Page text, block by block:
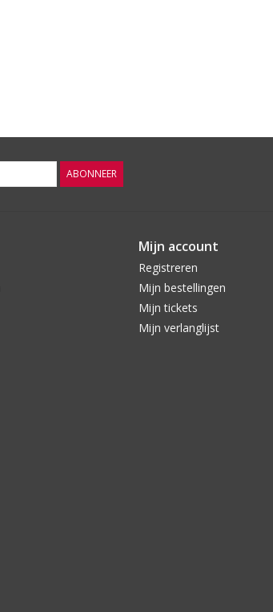
ABONNEER
Mijn account
Registreren
Mijn bestellingen
Mijn tickets
Mijn verlanglijst